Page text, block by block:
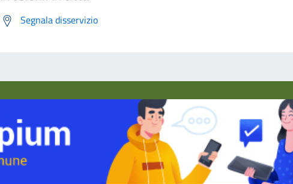
Segnala disservizio